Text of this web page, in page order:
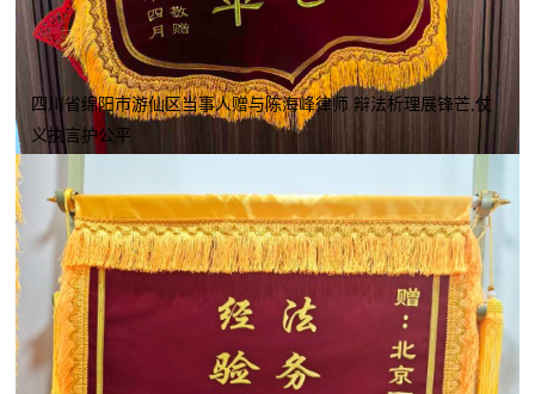
四川省绵阳市游仙区当事人赠与陈海峰律师 辩法析理展锋芒,仗
义执言护公平